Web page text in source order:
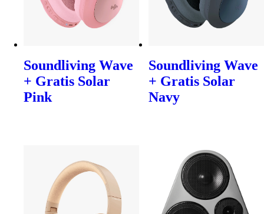
Soundliving Wave
+ Gratis Solar
Pink
Soundliving Wave
+ Gratis Solar
Navy